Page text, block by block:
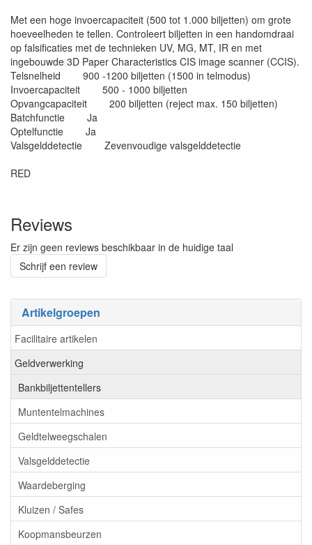
Artikelgroepen
Facilitaire artikelen
Geldverwerking
Bankbiljettentellers
Muntentelmachines
Geldtelweegschalen
Valsgelddetectie
Waardeberging
Kluizen / Safes
Koopmansbeurzen
Met een hoge invoercapaciteit (500 tot 1.000 biljetten) om grote
hoeveelheden te tellen. Controleert biljetten in een handomdraai
op falsificaties met de technieken UV, MG, MT, IR en met
ingebouwde 3D Paper Characteristics CIS image scanner (CCIS).
Telsnelheid 900 -1200 biljetten (1500 in telmodus)
Invoercapaciteit 500 - 1000 biljetten
Opvangcapaciteit 200 biljetten (reject max. 150 biljetten)
Batchfunctie Ja
Optelfunctie Ja
Valsgelddetectie Zevenvoudige valsgelddetectie
RED
Reviews
Er zijn geen reviews beschikbaar in de huidige taal
Schrijf een review